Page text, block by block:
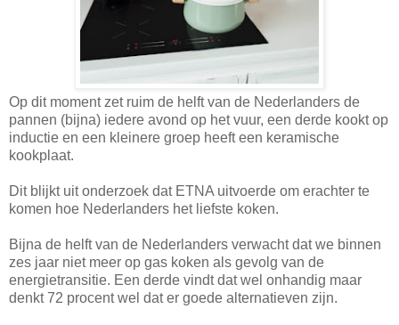
Op dit moment zet ruim de helft van de Nederlanders de
pannen (bijna) iedere avond op het vuur, een derde kookt op
inductie en een kleinere groep heeft een keramische
kookplaat.
Dit blijkt uit onderzoek dat ETNA uitvoerde om erachter te
komen hoe Nederlanders het liefste koken.
Bijna de helft van de Nederlanders verwacht dat we binnen
zes jaar niet meer op gas koken als gevolg van de
energietransitie. Een derde vindt dat wel onhandig maar
denkt 72 procent wel dat er goede alternatieven zijn.